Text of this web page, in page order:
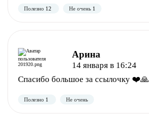
Арина
14 января в 16:24
Спасибо большое за ссылочку ❤️🙏